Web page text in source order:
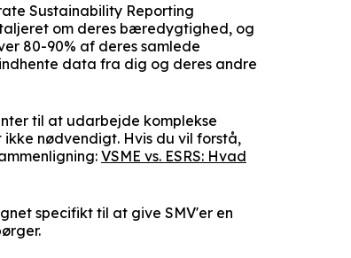
Sustainability Reporting
om deres bæredygtighed, og
80-90% af deres samlede
data fra dig og deres andre
til at udarbejde komplekse
nødvendigt. Hvis du vil forstå,
VSME vs. ESRS: Hvad
specifikt til at give SMV'er en